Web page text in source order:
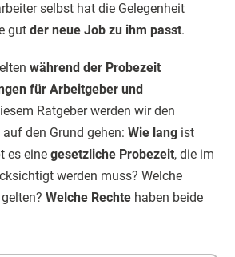
selbst hat die Gelegenheit
gut der neue Job zu ihm passt.
während der Probezeit
für Arbeitgeber und
Ratgeber werden wir den
den Grund gehen: Wie lang ist
es eine gesetzliche Probezeit, die im
werden muss? Welche
gelten? Welche Rechte haben beide